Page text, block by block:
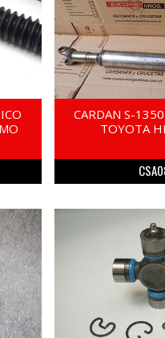
CARDAN S-
TOYOTA